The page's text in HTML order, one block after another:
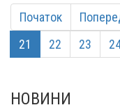
Початок
21
22 23
НОВИНИ